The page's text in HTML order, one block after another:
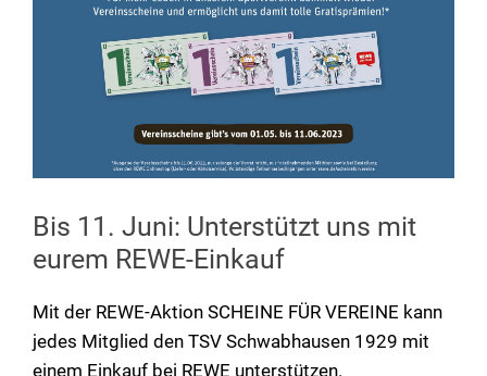
Bis 11. Juni: Unterstützt uns mit
eurem REWE-Einkauf
Mit der REWE-Aktion SCHEINE FÜR VEREINE kann
jedes Mitglied den TSV Schwabhausen 1929 mit
einem Einkauf bei REWE unterstützen.